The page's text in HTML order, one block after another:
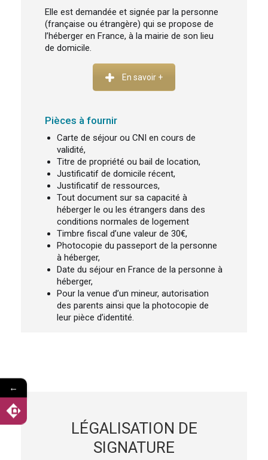
Elle est demandée et signée par la personne
(française ou étrangère) qui se propose de
l’héberger en France, à la mairie de son lieu
de domicile.
En savoir +
Pièces à fournir
Carte de séjour ou CNI en cours de
validité,
Titre de propriété ou bail de location,
Justificatif de domicile récent,
Justificatif de ressources,
Tout document sur sa capacité à
héberger le ou les étrangers dans des
conditions normales de logement
Timbre fiscal d’une valeur de 30€,
Photocopie du passeport de la personne
à héberger,
Date du séjour en France de la personne à
héberger,
Pour la venue d’un mineur, autorisation
des parents ainsi que la photocopie de
leur pièce d’identité.
LÉGALISATION DE
SIGNATURE
←